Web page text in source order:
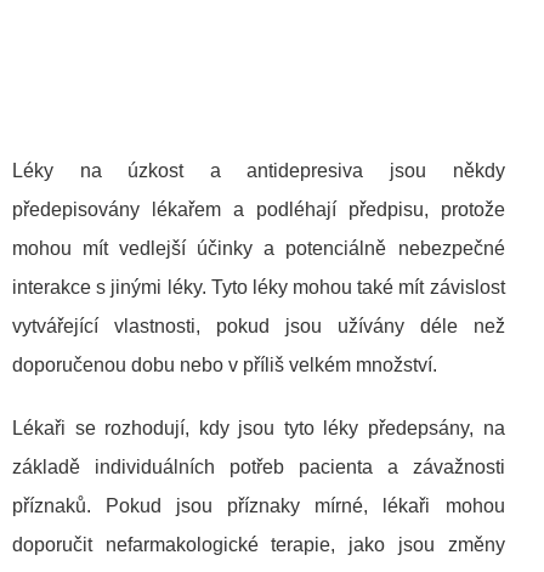
Léky na úzkost a antidepresiva jsou někdy
předepisovány lékařem a podléhají předpisu, protože
mohou mít vedlejší účinky a potenciálně nebezpečné
interakce s jinými léky. Tyto léky mohou také mít závislost
vytvářející vlastnosti, pokud jsou užívány déle než
doporučenou dobu nebo v příliš velkém množství.
Lékaři se rozhodují, kdy jsou tyto léky předepsány, na
základě individuálních potřeb pacienta a závažnosti
příznaků. Pokud jsou příznaky mírné, lékaři mohou
doporučit nefarmakologické terapie, jako jsou změny